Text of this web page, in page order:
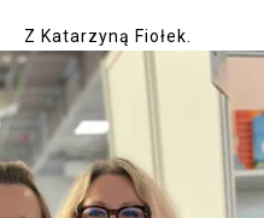
Z Katarzyną Fiołek.